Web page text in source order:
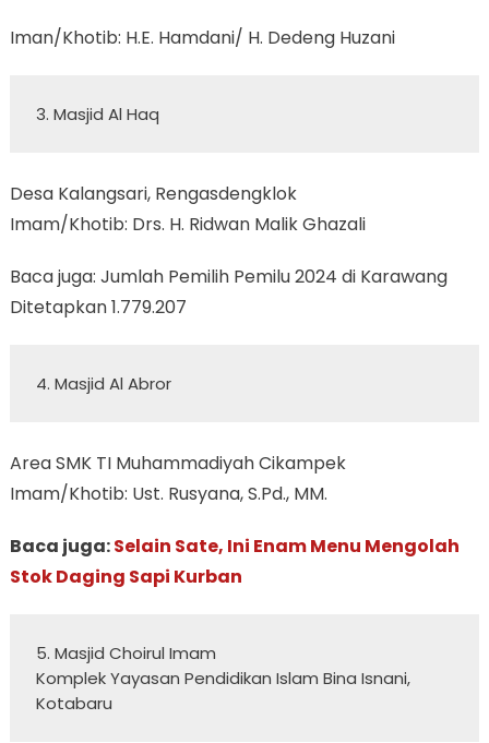
Iman/Khotib: H.E. Hamdani/ H. Dedeng Huzani
3. Masjid Al Haq
Desa Kalangsari, Rengasdengklok
Imam/Khotib: Drs. H. Ridwan Malik Ghazali
Baca juga: Jumlah Pemilih Pemilu 2024 di Karawang
Ditetapkan 1.779.207
4. Masjid Al Abror
Area SMK TI Muhammadiyah Cikampek
Imam/Khotib: Ust. Rusyana, S.Pd., MM.
Baca juga:Selain Sate, Ini Enam Menu Mengolah
Stok Daging Sapi Kurban
5. Masjid Choirul Imam
Komplek Yayasan Pendidikan Islam Bina Isnani,
Kotabaru